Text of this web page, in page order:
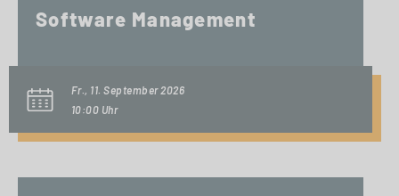
Software Management
Fr., 11. September 2026
10:00 Uhr